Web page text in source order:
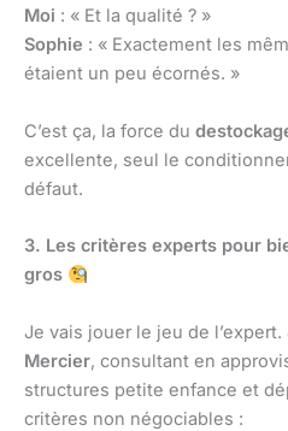
Moi : « Et la qualité ? »
Sophie : « Exactement les
étaient un peu écornés. »
C’est ça, la force du
excellente, seul le
défaut.
3. Les critères experts pour
gros
Je vais jouer le jeu de l’expert.
Mercier, consultant en
structures petite enfance et
critères non négociables :